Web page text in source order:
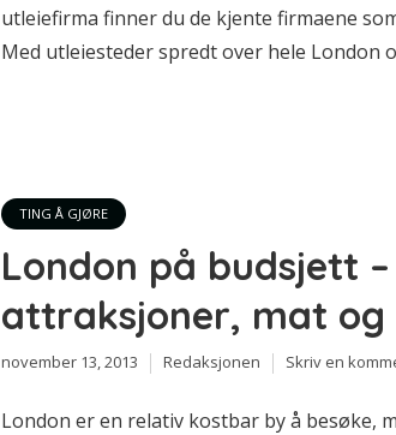
utleiefirma finner du de kjente firmaene
Med utleiesteder spredt over hele London
TING Å GJØRE
London på budsjett
attraksjoner, mat og
november 13, 2013 Redaksjonen Skriv en
London er en relativ kostbar by å besøke,